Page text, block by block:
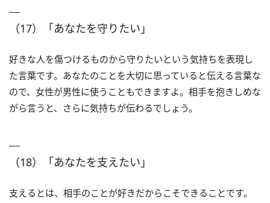
（17）「あなたを守りたい」
好きな人を傷つけるものから守りたいという気持ちを表現し
た言葉です。あなたのことを大切に思っていると伝える言葉な
ので、女性が男性に使うこともできますよ。相手を抱きしめな
がら言うと、さらに気持ちが伝わるでしょう。
（18）「あなたを支えたい」
支えるとは、相手のことが好きだからこそできることです。